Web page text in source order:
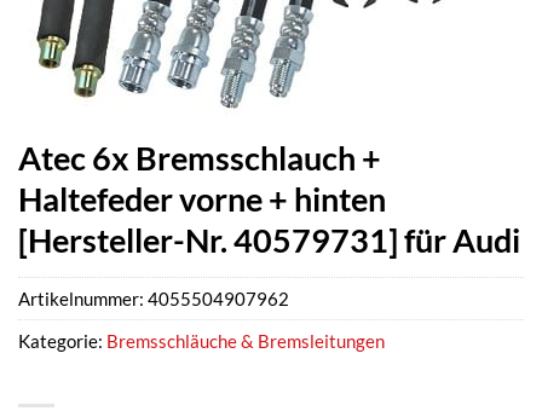
Atec 6x Bremsschlauch +
Haltefeder vorne + hinten
[Hersteller-Nr. 40579731] für Audi
Artikelnummer: 4055504907962
Kategorie: Bremsschläuche & Bremsleitungen